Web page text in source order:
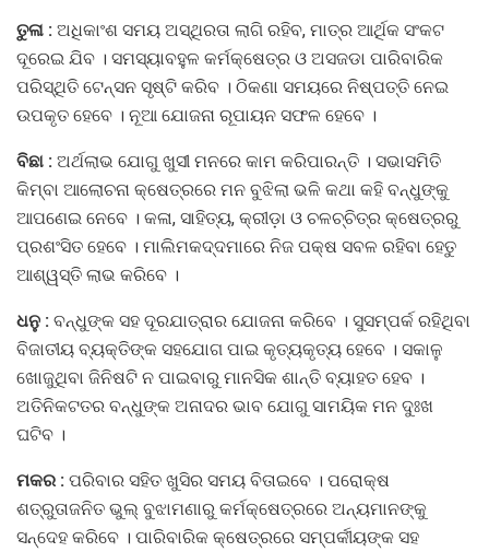
ତୁଳା : ଅଧିକାଂଶ ସମୟ ଅସ୍ଥିରତା ଲାଗି ରହିବ, ମାତ୍ର ଆର୍ଥିକ ସଂକଟ
ଦୂରେଇ ଯିବ । ସମସ୍ୟାବହୁଳ କର୍ମକ୍ଷେତ୍ର ଓ ଅସଜଡା ପାରିବାରିକ
ପରିସ୍ଥିତି ଟେନ୍ସନ ସୃଷ୍ଟି କରିବ । ଠିକଣା ସମୟରେ ନିଷ୍ପତ୍ତି ନେଇ
ଉପକୃତ ହେବେ । ନୂଆ ଯୋଜନା ରୂପାୟନ ସଫଳ ହେବେ ।
ବିଛା : ଅର୍ଥଲାଭ ଯୋଗୁ ଖୁସୀ ମନରେ କାମ କରିପାରନ୍ତି । ସଭାସମିତି
କିମ୍ବା ଆଲୋଚନା କ୍ଷେତ୍ରରେ ମନ ବୁଝିଲା ଭଳି କଥା କହି ବନ୍ଧୁଙ୍କୁ
ଆପଣେଇ ନେବେ । କଳା, ସାହିତ୍ୟ, କ୍ରୀଡ଼ା ଓ ଚଳଚ୍ଚିତ୍ର କ୍ଷେତ୍ରରୁ
ପ୍ରଶଂସିତ ହେବେ । ମାଲିମକଦ୍ଦମାରେ ନିଜ ପକ୍ଷ ସବଳ ରହିବା ହେତୁ
ଆଶ୍ୱସ୍ତି ଲାଭ କରିବେ ।
ଧନୁ : ବନ୍ଧୁଙ୍କ ସହ ଦୂରଯାତ୍ରାର ଯୋଜନା କରିବେ । ସୁସମ୍ପର୍କ ରହିଥିବା
ବିଜାତୀୟ ବ୍ୟକ୍ତିଙ୍କ ସହଯୋଗ ପାଇ କୃତ୍ୟକୃତ୍ୟ ହେବେ । ସକାଳୁ
ଖୋଜୁଥିବା ଜିନିଷଟି ନ ପାଇବାରୁ ମାନସିକ ଶାନ୍ତି ବ୍ୟାହତ ହେବ ।
ଅତିନିକଟତର ବନ୍ଧୁଙ୍କ ଅନାଦର ଭାବ ଯୋଗୁ ସାମୟିକ ମନ ଦୁଃଖ
ଘଟିବ ।
ମକର : ପରିବାର ସହିତ ଖୁସିର ସମୟ ବିତାଇବେ । ପରୋକ୍ଷ
ଶତ୍ରୁତାଜନିତ ଭୁଲ୍‌ ବୁଝାମଣାରୁ କର୍ମକ୍ଷେତ୍ରରେ ଅନ୍ୟମାନଙ୍କୁ
ସନ୍ଦେହ କରିବେ । ପାରିବାରିକ କ୍ଷେତ୍ରରେ ସମ୍ପର୍କୀୟଙ୍କ ସହ